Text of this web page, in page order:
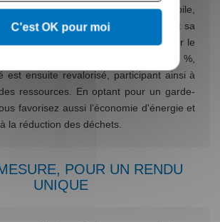
travaux publics, automobile,
aéronautique, etc. Sa résistance et sa
à la nécessité actuelle de privilégier le
durable. Recyclable à presque 100 %,
est ensuite revalorisé, participant ainsi à
ressources. En optant pour un garde-
favorisez aussi l’économie d'énergie et
la réduction des déchets.
POUR UN RENDU
UNIQUE
C'est OK pour moi